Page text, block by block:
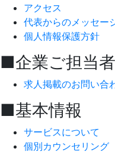
アクセス
代表からのメッセー
個人情報保護方針
■企業ご担当
求人掲載のお問い合
■基本情報
サービスについて
個別カウンセリング